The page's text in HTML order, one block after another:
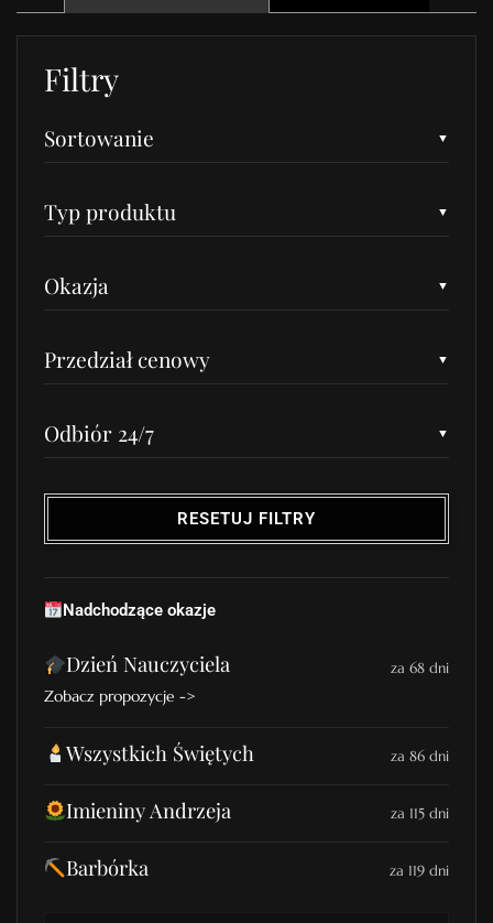
Filtry
Sortowanie
Typ produktu
Okazja
Przedział cenowy
Odbiór 24/7
RESETUJ FILTRY
Nadchodzące okazje
Dzień Nauczyciela za 68 dni
Zobacz propozycje ->
Wszystkich Świętych za 86 dni
Imieniny Andrzeja za 115 dni
Barbórka za 119 dni